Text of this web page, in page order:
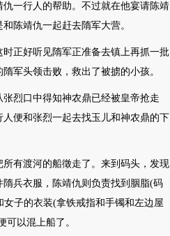
一行人的帮助。不过就在他宴请陈靖
陈靖仇一起赶去隋军大营。
正好听见隋军正准备去镇上再抓一批
军头领击败，救出了被掳的小孩。
烈口中得知神农鼎已经被皇帝抢走
便和张烈一起去找玉儿和神农鼎的下
有渡河的船徵走了。来到码头，发现
兵衣服，陈靖仇则负责找到胭脂(码
子的衣装(拿铁戒指和手镯和左边屋
以混上船了。